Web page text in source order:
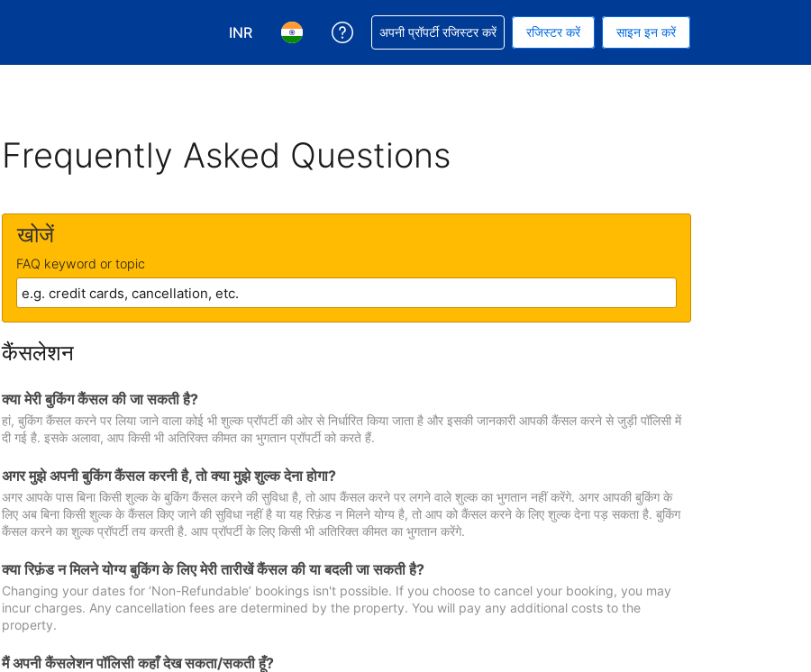
INR
अपनी करेंसी चुनें. आपने अभी INR करेंसी को चुना हुआ है
अपनी भाषा चुनें. आपने अभी हिन्दी भाषा को चुना हुआ है
अपनी बुकिंग में सहायता पाएं
अपनी प्रॉपर्टी रजिस्टर करें रजिस्टर करें साइन इन करें
Frequently Asked Questions
खोजें
FAQ keyword or topic
कैंसलेशन
क्या मेरी बुकिंग कैंसल की जा सकती है?
हां, बुकिंग कैंसल करने पर लिया जाने वाला कोई भी शुल्क प्रॉपर्टी की ओर से निर्धारित किया जाता है और इसकी जानकारी आपकी कैंसल करने से जुड़ी पॉलिसी में
दी गई है. इसके अलावा, आप किसी भी अतिरिक्त कीमत का भुगतान प्रॉपर्टी को करते हैं.
अगर मुझे अपनी बुकिंग कैंसल करनी है, तो क्या मुझे शुल्क देना होगा?
अगर आपके पास बिना किसी शुल्क के बुकिंग कैंसल करने की सुविधा है, तो आप कैंसल करने पर लगने वाले शुल्क का भुगतान नहीं करेंगे. अगर आपकी बुकिंग के
लिए अब बिना किसी शुल्क के कैंसल किए जाने की सुविधा नहीं है या यह रिफ़ंड न मिलने योग्य है, तो आप को कैंसल करने के लिए शुल्क देना पड़ सकता है. बुकिंग
कैंसल करने का शुल्क प्रॉपर्टी तय करती है. आप प्रॉपर्टी के लिए किसी भी अतिरिक्त कीमत का भुगतान करेंगे.
क्या रिफ़ंड न मिलने योग्य बुकिंग के लिए मेरी तारीखें कैंसल की या बदली जा सकती है?
Changing your dates for ‘Non-Refundable’ bookings isn't possible. If you choose to cancel your booking, you may
incur charges. Any cancellation fees are determined by the property. You will pay any additional costs to the
property.
मैं अपनी कैंसलेशन पॉलिसी कहाँ देख सकता/सकती हूँ?